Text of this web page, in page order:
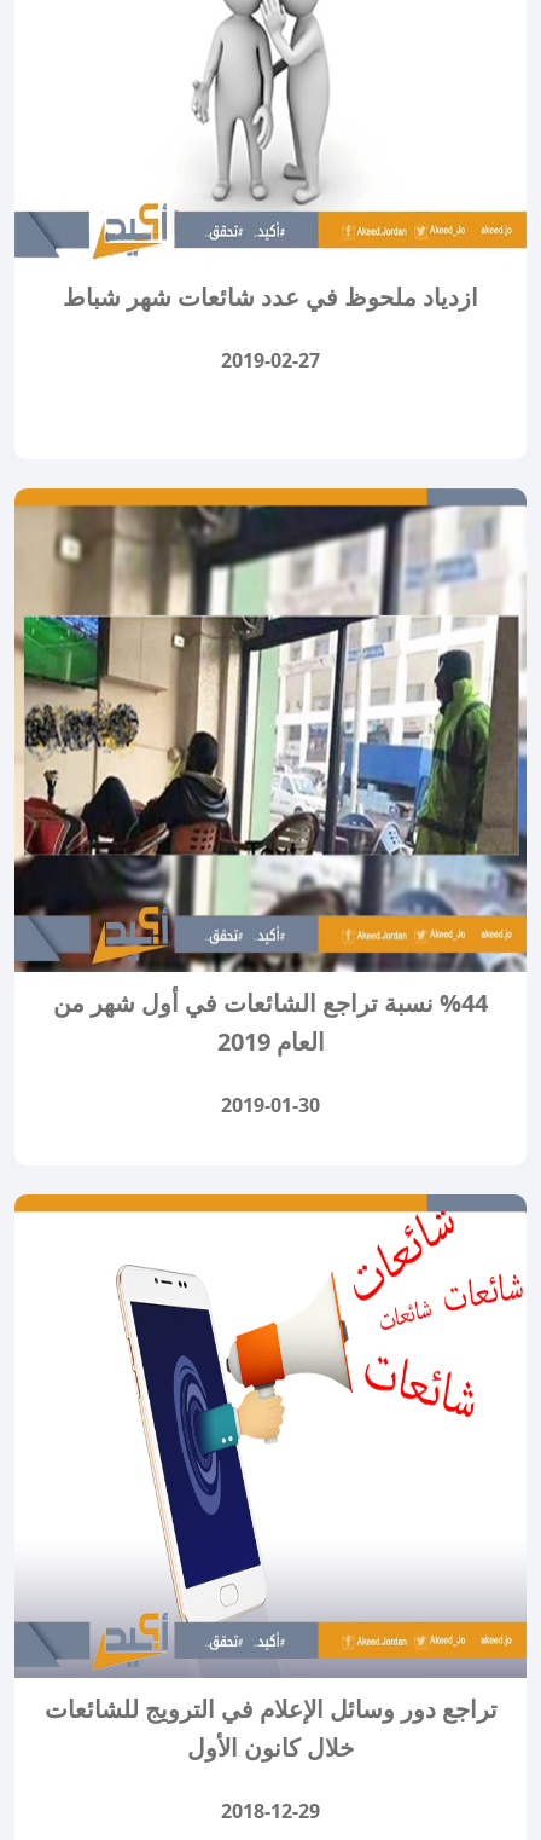
ازدياد ملحوظ في عدد شائعات شهر شباط
2019-02-27
%44 نسبة تراجع الشائعات في أول شهر من
العام 2019
2019-01-30
تراجع دور وسائل الإعلام في الترويج للشائعات
خلال كانون الأول
2018-12-29